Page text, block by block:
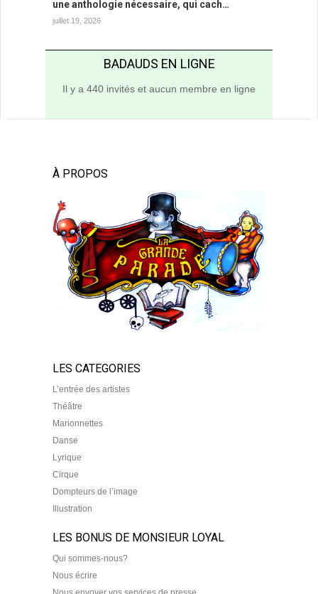
une anthologie nécessaire, qui cach…
juillet 19, 2026
BADAUDS EN LIGNE
Il y a 440 invités et aucun membre en ligne
À PROPOS
LES CATEGORIES
L’entrée des artistes
Théâtre
Marionnettes
Danse
Lyrique
Cirque
Dompteurs de l’image
Illustration
LES BONUS DE MONSIEUR LOYAL
Qui sommes-nous?
Nous écrire